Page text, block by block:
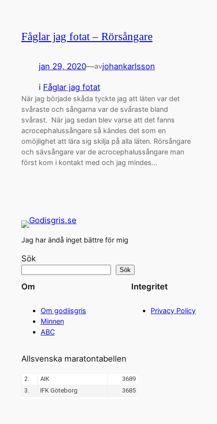
Fåglar jag fotat – Rörsångare
jan 29, 2020—avjohankarlsson
i Fåglar jag fotat
När jag började skåda tyckte jag att läten var det
svåraste och sångarna var de svåraste bland
svårast. När jag sedan blev varse att det fanns
acrocephalussångare så kändes det som en
omöjlighet att lära sig skilja på alla läten. Rörsångare
och sävsångare var de acrocephalussångare man
först kom i kontakt med och jag mindes…
Jag har ändå inget bättre för mig
Sök
Sök
Om
Om godiisgris
Minnen
ABC
Integritet
Privacy Policy
Allsvenska maratontabellen